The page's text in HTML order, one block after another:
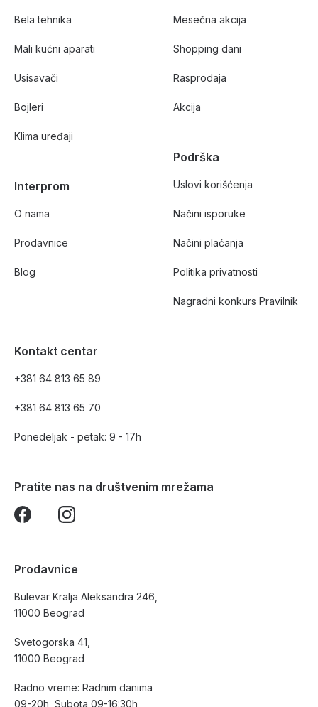
Bela tehnika
Mali kućni aparati
Usisavači
Bojleri
Klima uređaji
Interprom
O nama
Prodavnice
Blog
Mesečna akcija
Shopping dani
Rasprodaja
Akcija
Podrška
Uslovi korišćenja
Načini isporuke
Načini plaćanja
Politika privatnosti
Nagradni konkurs Pravilnik
Kontakt centar
+381 64 813 65 89
+381 64 813 65 70
Ponedeljak - petak: 9 - 17h
Pratite nas na društvenim mrežama
Prodavnice
Bulevar Kralja Aleksandra 246,
11000 Beograd
Svetogorska 41,
11000 Beograd
Radno vreme: Radnim danima
09-20h, Subota 09-16:30h